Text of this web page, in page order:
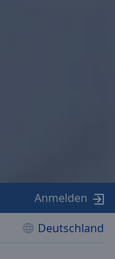
Deutschland
Anmelden